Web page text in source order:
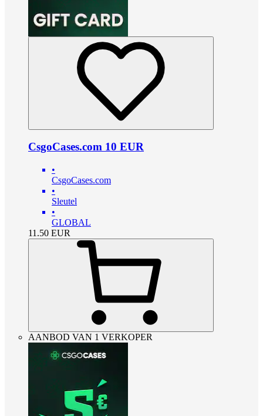
CsgoCases.com 10 EUR
•
CsgoCases.com
•
Sleutel
•
GLOBAL
11.50 EUR
AANBOD VAN 1 VERKOPER